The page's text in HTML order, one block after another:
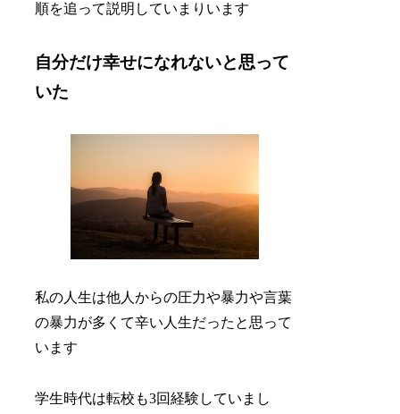
順を追って説明していまりいます
自分だけ幸せになれないと思って
いた
私の人生は他人からの圧力や暴力や言葉
の暴力が多くて辛い人生だったと思って
います
学生時代は転校も3回経験していまし